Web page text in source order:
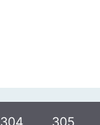
304 305